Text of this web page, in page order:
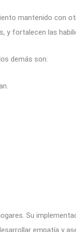
mantenido con
fortalecen las
demás son:
Su
empatía y